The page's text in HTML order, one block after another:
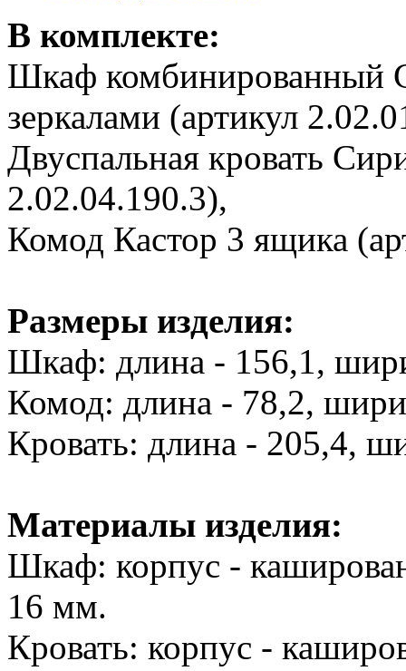
В комплекте:
Шкаф комбинированный
зеркалами (артикул
Двуспальная кровать
2.02.04.190.3),
Комод Кастор 3 ящика
Размеры изделия:
Шкаф: длина - 156,1,
Комод: длина - 78,2,
Кровать: длина - 205,4,
Материалы изделия:
Шкаф: корпус -
16 мм.
Кровать: корпус -